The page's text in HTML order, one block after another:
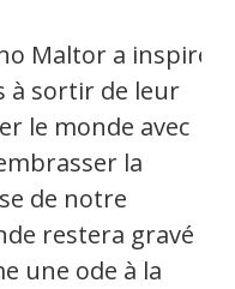
Maltor a inspiré
à sortir de leur
le monde avec
la
de notre
restera gravé
une ode à la